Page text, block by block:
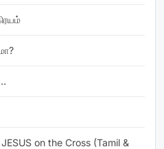
on the Cross (Tamil &